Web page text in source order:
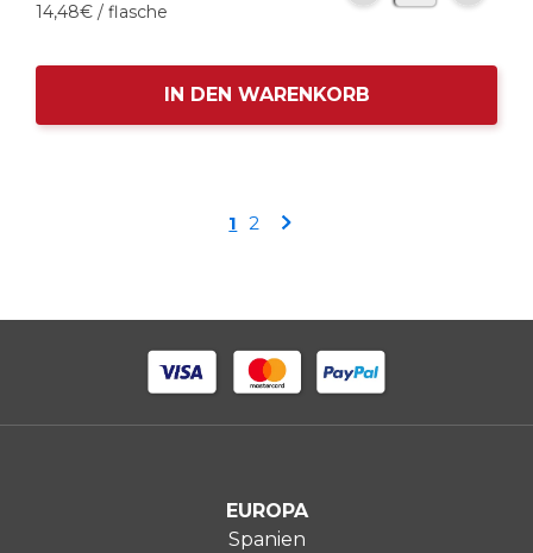
14,48€ / flasche
IN DEN WARENKORB
Seite
Sie
Seite
1 Seite
2 Seite
EUROPA
Spanien